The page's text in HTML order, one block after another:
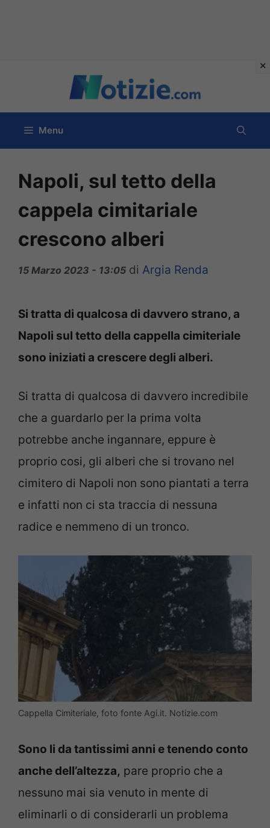
contenuto
Menu
Napoli, sul tetto della
cappela cimitariale
crescono alberi
15 Marzo 2023 - 13:05 di Argia Renda
Si tratta di qualcosa di davvero strano, a
Napoli sul tetto della cappella cimiteriale
sono iniziati a crescere degli alberi.
Si tratta di qualcosa di davvero incredibile
che a guardarlo per la prima volta
potrebbe anche ingannare, eppure è
proprio cosi, gli alberi che si trovano nel
cimitero di Napoli non sono piantati a terra
e infatti non ci sta traccia di nessuna
radice e nemmeno di un tronco.
Cappella Cimiteriale, foto fonte Agi.it. Notizie.com
Sono li da tantissimi anni e tenendo conto
anche dell’altezza, pare proprio che a
nessuno mai sia venuto in mente di
eliminarli o di considerarli un problema